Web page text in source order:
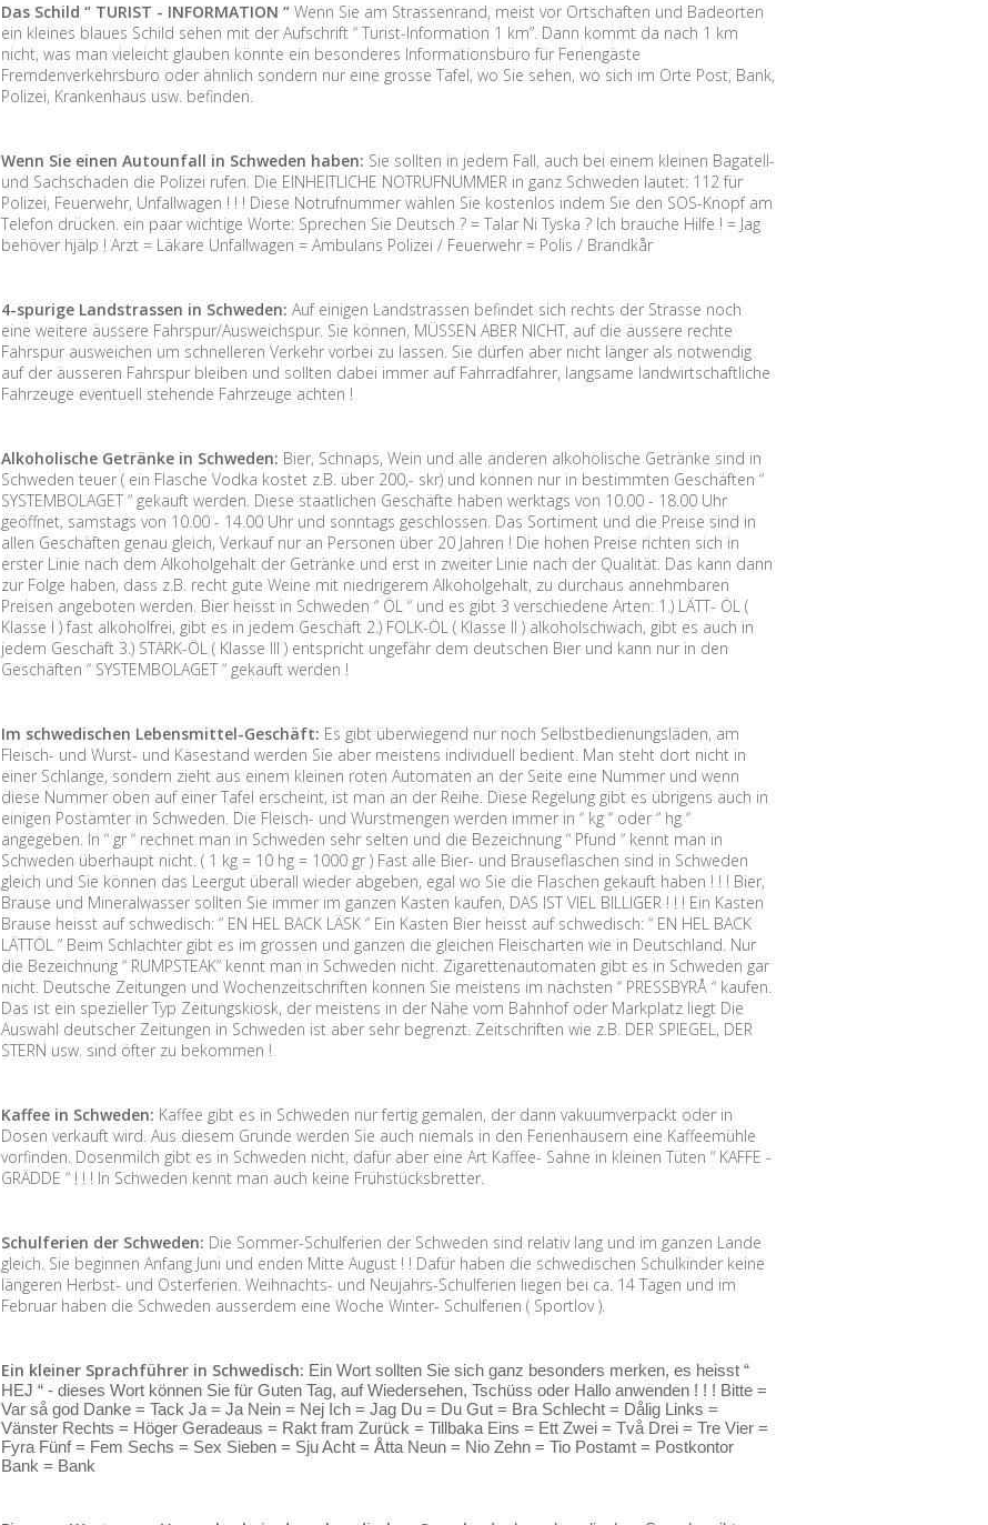
Das Schild “ TURIST - INFORMATION “ Wenn Sie am Strassenrand, meist vor Ortschaften und Badeorten
ein kleines blaues Schild sehen mit der Aufschrift “ Turist-Information 1 km”. Dann kommt da nach 1 km
nicht, was man vieleicht glauben könnte ein besonderes Informationsbüro für Feriengäste
Fremdenverkehrsbüro oder ähnlich sondern nur eine grosse Tafel, wo Sie sehen, wo sich im Orte Post, Bank,
Polizei, Krankenhaus usw. befinden.
Wenn Sie einen Autounfall in Schweden haben: Sie sollten in jedem Fall, auch bei einem kleinen Bagatell-
und Sachschaden die Polizei rufen. Die EINHEITLICHE NOTRUFNUMMER in ganz Schweden lautet: 112 für
Polizei, Feuerwehr, Unfallwagen ! ! ! Diese Notrufnummer wählen Sie kostenlos indem Sie den SOS-Knopf am
Telefon drücken. ein paar wichtige Worte: Sprechen Sie Deutsch ? = Talar Ni Tyska ? Ich brauche Hilfe ! = Jag
behöver hjälp ! Arzt = Läkare Unfallwagen = Ambulans Polizei / Feuerwehr = Polis / Brandkår
4-spurige Landstrassen in Schweden: Auf einigen Landstrassen befindet sich rechts der Strasse noch
eine weitere äussere Fahrspur/Ausweichspur. Sie können, MÜSSEN ABER NICHT, auf die äussere rechte
Fahrspur ausweichen um schnelleren Verkehr vorbei zu lassen. Sie dürfen aber nicht länger als notwendig
auf der äusseren Fahrspur bleiben und sollten dabei immer auf Fahrradfahrer, langsame landwirtschaftliche
Fahrzeuge eventuell stehende Fahrzeuge achten !
Alkoholische Getränke in Schweden: Bier, Schnaps, Wein und alle anderen alkoholische Getränke sind in
Schweden teuer ( ein Flasche Vodka kostet z.B. über 200,- skr) und können nur in bestimmten Geschäften “
SYSTEMBOLAGET “ gekauft werden. Diese staatlichen Geschäfte haben werktags von 10.00 - 18.00 Uhr
geöffnet, samstags von 10.00 - 14.00 Uhr und sonntags geschlossen. Das Sortiment und die Preise sind in
allen Geschäften genau gleich, Verkauf nur an Personen über 20 Jahren ! Die hohen Preise richten sich in
erster Linie nach dem Alkoholgehalt der Getränke und erst in zweiter Linie nach der Qualität. Das kann dann
zur Folge haben, dass z.B. recht gute Weine mit niedrigerem Alkoholgehalt, zu durchaus annehmbaren
Preisen angeboten werden. Bier heisst in Schweden “ ÖL “ und es gibt 3 verschiedene Arten: 1.) LÄTT- ÖL (
Klasse I ) fast alkoholfrei, gibt es in jedem Geschäft 2.) FOLK-ÖL ( Klasse II ) alkoholschwach, gibt es auch in
jedem Geschäft 3.) STARK-ÖL ( Klasse III ) entspricht ungefähr dem deutschen Bier und kann nur in den
Geschäften “ SYSTEMBOLAGET “ gekauft werden !
Im schwedischen Lebensmittel-Geschäft: Es gibt überwiegend nur noch Selbstbedienungsläden, am
Fleisch- und Wurst- und Käsestand werden Sie aber meistens individuell bedient. Man steht dort nicht in
einer Schlange, sondern zieht aus einem kleinen roten Automaten an der Seite eine Nummer und wenn
diese Nummer oben auf einer Tafel erscheint, ist man an der Reihe. Diese Regelung gibt es übrigens auch in
einigen Postämter in Schweden. Die Fleisch- und Wurstmengen werden immer in “ kg “ oder “ hg “
angegeben. In “ gr “ rechnet man in Schweden sehr selten und die Bezeichnung “ Pfund “ kennt man in
Schweden überhaupt nicht. ( 1 kg = 10 hg = 1000 gr ) Fast alle Bier- und Brauseflaschen sind in Schweden
gleich und Sie können das Leergut überall wieder abgeben, egal wo Sie die Flaschen gekauft haben ! ! ! Bier,
Brause und Mineralwasser sollten Sie immer im ganzen Kasten kaufen, DAS IST VIEL BILLIGER ! ! ! Ein Kasten
Brause heisst auf schwedisch: “ EN HEL BACK LÄSK “ Ein Kasten Bier heisst auf schwedisch: “ EN HEL BACK
LÄTTÖL “ Beim Schlachter gibt es im grossen und ganzen die gleichen Fleischarten wie in Deutschland. Nur
die Bezeichnung “ RUMPSTEAK” kennt man in Schweden nicht. Zigarettenautomaten gibt es in Schweden gar
nicht. Deutsche Zeitungen und Wochenzeitschriften können Sie meistens im nächsten “ PRESSBYRÅ “ kaufen.
Das ist ein spezieller Typ Zeitungskiosk, der meistens in der Nähe vom Bahnhof oder Markplatz liegt Die
Auswahl deutscher Zeitungen in Schweden ist aber sehr begrenzt. Zeitschriften wie z.B. DER SPIEGEL, DER
STERN usw. sind öfter zu bekommen !
Kaffee in Schweden: Kaffee gibt es in Schweden nur fertig gemalen, der dann vakuumverpackt oder in
Dosen verkauft wird. Aus diesem Grunde werden Sie auch niemals in den Ferienhäusern eine Kaffeemühle
vorfinden. Dosenmilch gibt es in Schweden nicht, dafür aber eine Art Kaffee- Sahne in kleinen Tüten “ KAFFE -
GRÄDDE “ ! ! ! In Schweden kennt man auch keine Frühstücksbretter.
Schulferien der Schweden: Die Sommer-Schulferien der Schweden sind relativ lang und im ganzen Lande
gleich. Sie beginnen Anfang Juni und enden Mitte August ! ! Dafür haben die schwedischen Schulkinder keine
längeren Herbst- und Osterferien. Weihnachts- und Neujahrs-Schulferien liegen bei ca. 14 Tagen und im
Februar haben die Schweden ausserdem eine Woche Winter- Schulferien ( Sportlov ).
Ein kleiner Sprachführer in Schwedisch: Ein Wort sollten Sie sich ganz besonders merken, es heisst “
HEJ “ - dieses Wort können Sie für Guten Tag, auf Wiedersehen, Tschüss oder Hallo anwenden ! ! ! Bitte =
Var så god Danke = Tack Ja = Ja Nein = Nej Ich = Jag Du = Du Gut = Bra Schlecht = Dålig Links =
Vänster Rechts = Höger Geradeaus = Rakt fram Zurück = Tillbaka Eins = Ett Zwei = Två Drei = Tre Vier =
Fyra Fünf = Fem Sechs = Sex Sieben = Sju Acht = Åtta Neun = Nio Zehn = Tio Postamt = Postkontor
Bank = Bank